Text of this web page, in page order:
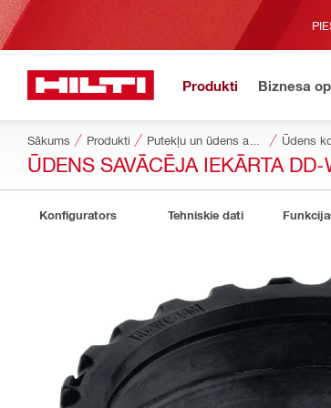
Produkti Biznesa
Sākums Produkti Ūdens
ŪDENS SAVĀCĒJA IEKĀRTA
Konfigurators Tehniskie dati